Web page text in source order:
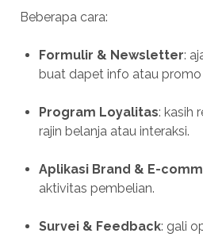
Beberapa cara:
Formulir & Newsletter:
buat dapet info atau promo
Program Loyalitas: kasih
rajin belanja atau interaksi.
Aplikasi Brand & E-
aktivitas pembelian.
Survei & Feedback: gali